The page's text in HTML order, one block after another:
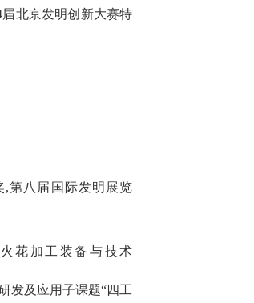
届北京发明创新大赛特
,第八届国际发明展览
花加工装备与技术
发及应用子课题“四工